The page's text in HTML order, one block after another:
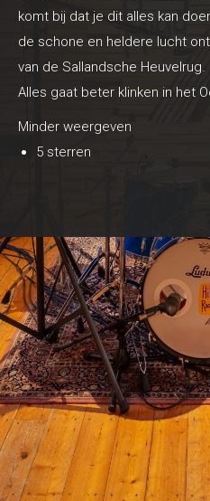
komt bij dat je dit alles kan
de schone en heldere lucht
van de Sallandsche Heuvelrug.
Alles gaat beter klinken in het
Minder weergeven
5 sterren